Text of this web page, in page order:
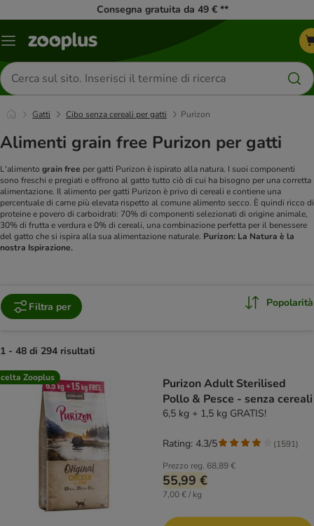
Consegna gratuita da 49 € **
Overview
Cerca
prodotti
Gatti Cibo senza cereali per gatti Purizon
Alimenti grain free Purizon per gatti
L'alimento grain free per gatti Purizon è ispirato alla natura. I suoi componenti
sono freschi e pregiati e offrono al gatto tutto ciò di cui ha bisogno per una corretta
alimentazione. Il alimento per gatti Purizon è privo di cereali e contiene una
percentuale di carne più elevata rispetto al comune alimento secco. È quindi ricco di
proteine e povero di carboidrati: 70% di componenti selezionati di origine animale,
30% di frutta e verdura e 0% di cereali, una combinazione perfetta per il benessere
del gatto che si ispira alla sua alimentazione naturale. Purizon: La Natura è la
nostra Ispirazione.
Filtra per Popolarità
1 - 48 di 294 risultati
product items have been changed
Zooplus
Purizon Adult Sterilised
Pollo & Pesce - senza cereali
6,5 kg + 1,5 kg GRATIS!
Prezzo reg. 68,89 €
55,99 €
7,00 € / kg
Rating: 4.3/5 (1591)